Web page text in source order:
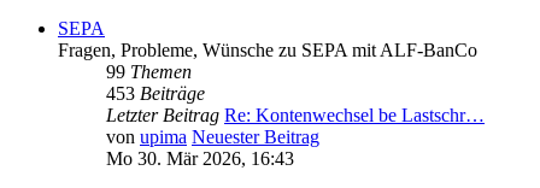
SEPA
Fragen, Probleme, Wünsche zu SEPA mit ALF-BanCo
99 Themen
453 Beiträge
Letzter Beitrag Re: Kontenwechsel be Lastschr…
von upima Neuester Beitrag
Mo 30. Mär 2026, 16:43